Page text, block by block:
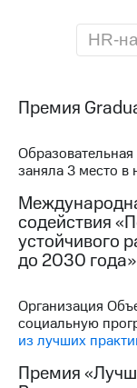
Правовая
Контакты
Пресс-
релизы
МТС
о
МТС
оHR-
Премия
заняла 3 место в
содействия
устойчивого
до 2030 года»
Организация
социальную
из лучших
Премия